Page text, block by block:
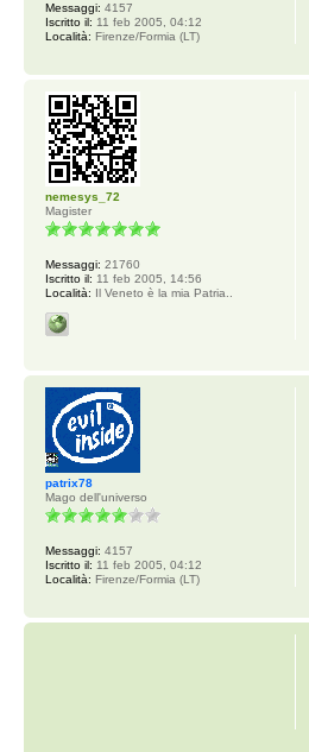
Messaggi: 4157
Iscritto il: 11 feb 2005, 04:12
Località: Firenze/Formia (LT)
nemesys_72
Magister
Messaggi: 21760
Iscritto il: 11 feb 2005, 14:56
Località: Il Veneto è la mia Patria..
patrix78
Mago dell'universo
Messaggi: 4157
Iscritto il: 11 feb 2005, 04:12
Località: Firenze/Formia (LT)